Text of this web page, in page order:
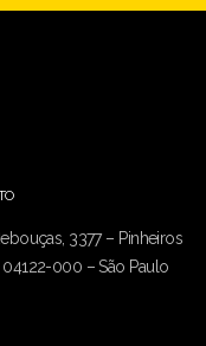
3377 – Pinheiros
04122-000 – São Paulo